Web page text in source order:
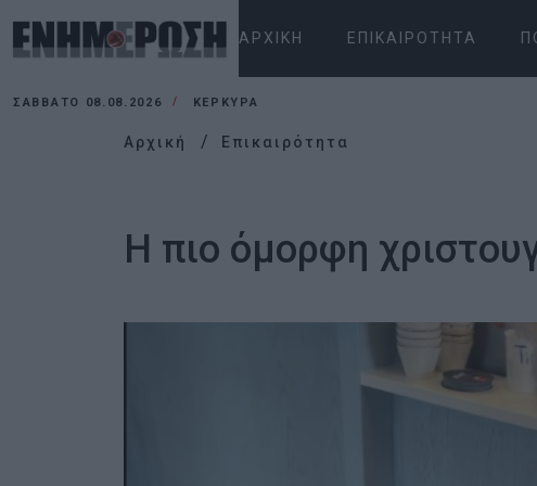
ΑΡΧΙΚΉ ΕΠΙΚΑΙΡΌΤΗΤΑ
ΣΆΒΒΑΤΟ 08.08.2026 ΚΕΡΚΥΡΑ
Αρχική Επικαιρότητα
Η πιο όμορφη